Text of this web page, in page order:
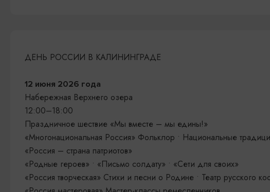
ДЕНЬ РОССИИ В КАЛИНИНГРАДЕ
12 июня 2026 года
Набережная Верхнего озера
12:00–18:00
Праздничное шествие «Мы вместе – мы едины!»
«Многонациональная Россия» Фольклор • Национальные
«Россия – страна патриотов»
«Родные героев» • «Письмо солдату» • «Сети для своих»
«Россия творческая» Стихи и песни о Родине • Театр русского